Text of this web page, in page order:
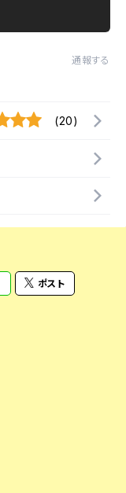
通報する
(20)
ポスト